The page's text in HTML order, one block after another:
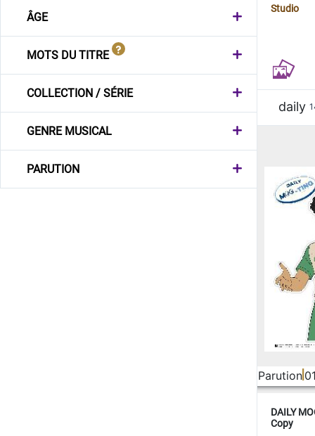
ÂGE
MOTS DU TITRE
COLLECTION / SÉRIE
GENRE MUSICAL
PARUTION
Studio
daily
Parution
DAILY
Copy